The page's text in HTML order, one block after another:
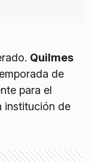
Quilmes
de
para el
institución de